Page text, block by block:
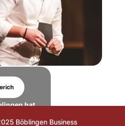
hat
Böblingen Business